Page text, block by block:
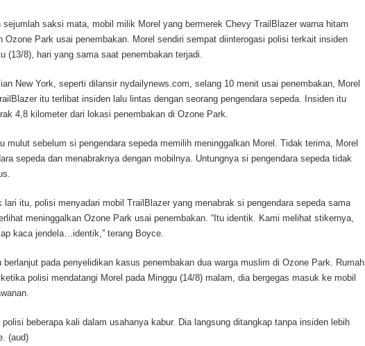
sejumlah saksi mata, mobil milik Morel yang bermerek Chevy TrailBlazer warna hitam
Ozone Park usai penembakan. Morel sendiri sempat diinterogasi polisi terkait insiden
(13/8), hari yang sama saat penembakan terjadi.
New York, seperti dilansir nydailynews.com, selang 10 menit usai penembakan, Morel
itu terlibat insiden lalu lintas dengan seorang pengendara sepeda. Insiden itu
4,8 kilometer dari lokasi penembakan di Ozone Park.
mulut sebelum si pengendara sepeda memilih meninggalkan Morel. Tidak terima, Morel
sepeda dan menabraknya dengan mobilnya. Untungnya si pengendara sepeda tidak
lari itu, polisi menyadari mobil TrailBlazer yang menabrak si pengendara sepeda sama
meninggalkan Ozone Park usai penembakan. “Itu identik. Kami melihat stikernya,
kaca jendela…identik,” terang Boyce.
berlanjut pada penyelidikan kasus penembakan dua warga muslim di Ozone Park. Rumah
polisi mendatangi Morel pada Minggu (14/8) malam, dia bergegas masuk ke mobil
polisi beberapa kali dalam usahanya kabur. Dia langsung ditangkap tanpa insiden lebih
(aud)